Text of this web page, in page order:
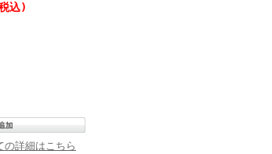
込)
の詳細はこちら